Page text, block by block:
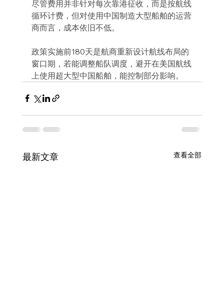
尽管费用并非针对每次靠港征收，而是按航线
循环计费，但对使用中国制造大型船舶的运营
商而言，成本依旧不低。
政策实施前180天是航商重新设计航线布局的
窗口期，若能调整船队调度，避开在美国航线
上使用超大型中国船舶，能控制部分影响。
最新文章 查看全部